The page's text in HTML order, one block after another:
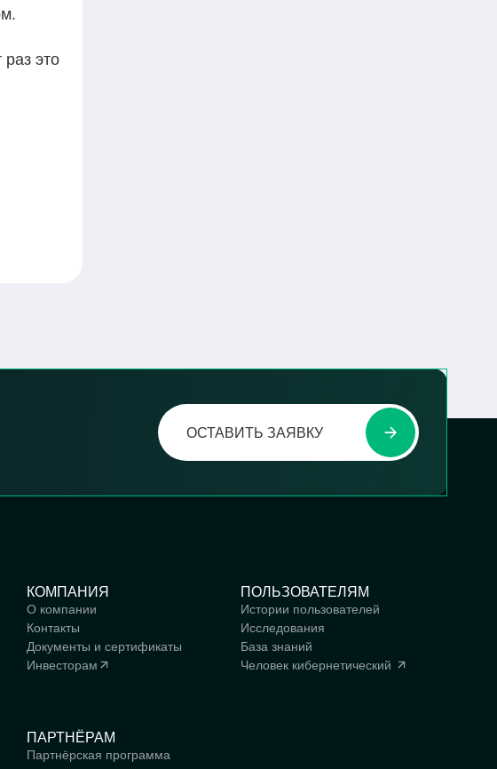
это
ОСТАВИТЬ ЗАЯВКУ
КОМПАНИЯ
О компании
Контакты
Документы и сертификаты
Инвесторам
ПОЛЬЗОВАТЕЛЯМ
Истории пользователей
Исследования
База знаний
Человек кибернетический
ПАРТНЁРАМ
Партнёрская программа